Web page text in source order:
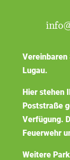
Vereinbaren
Lugau.
Hier stehen
Poststraße
Verfügung.
Feuerwehr
Weitere